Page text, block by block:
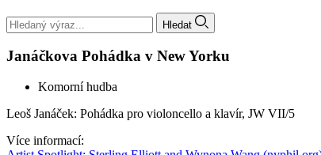
Hledat
Janáčkova Pohádka v New Yorku
Komorní hudba
Leoš Janáček: Pohádka pro violoncello a klavír, JW VII/5
Více informací: